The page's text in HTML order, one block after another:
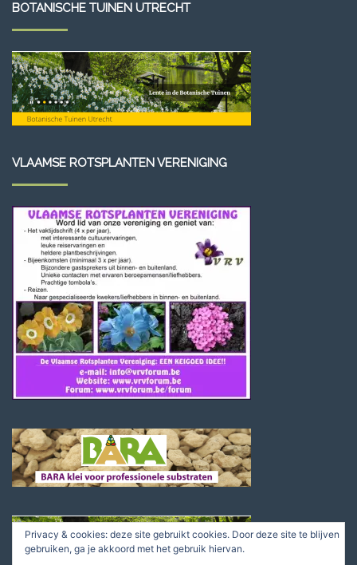
BOTANISCHE TUINEN UTRECHT
VLAAMSE ROTSPLANTEN VERENIGING
Privacy & cookies: deze site gebruikt cookies. Door deze site te blijven
gebruiken, ga je akkoord met het gebruik hiervan.